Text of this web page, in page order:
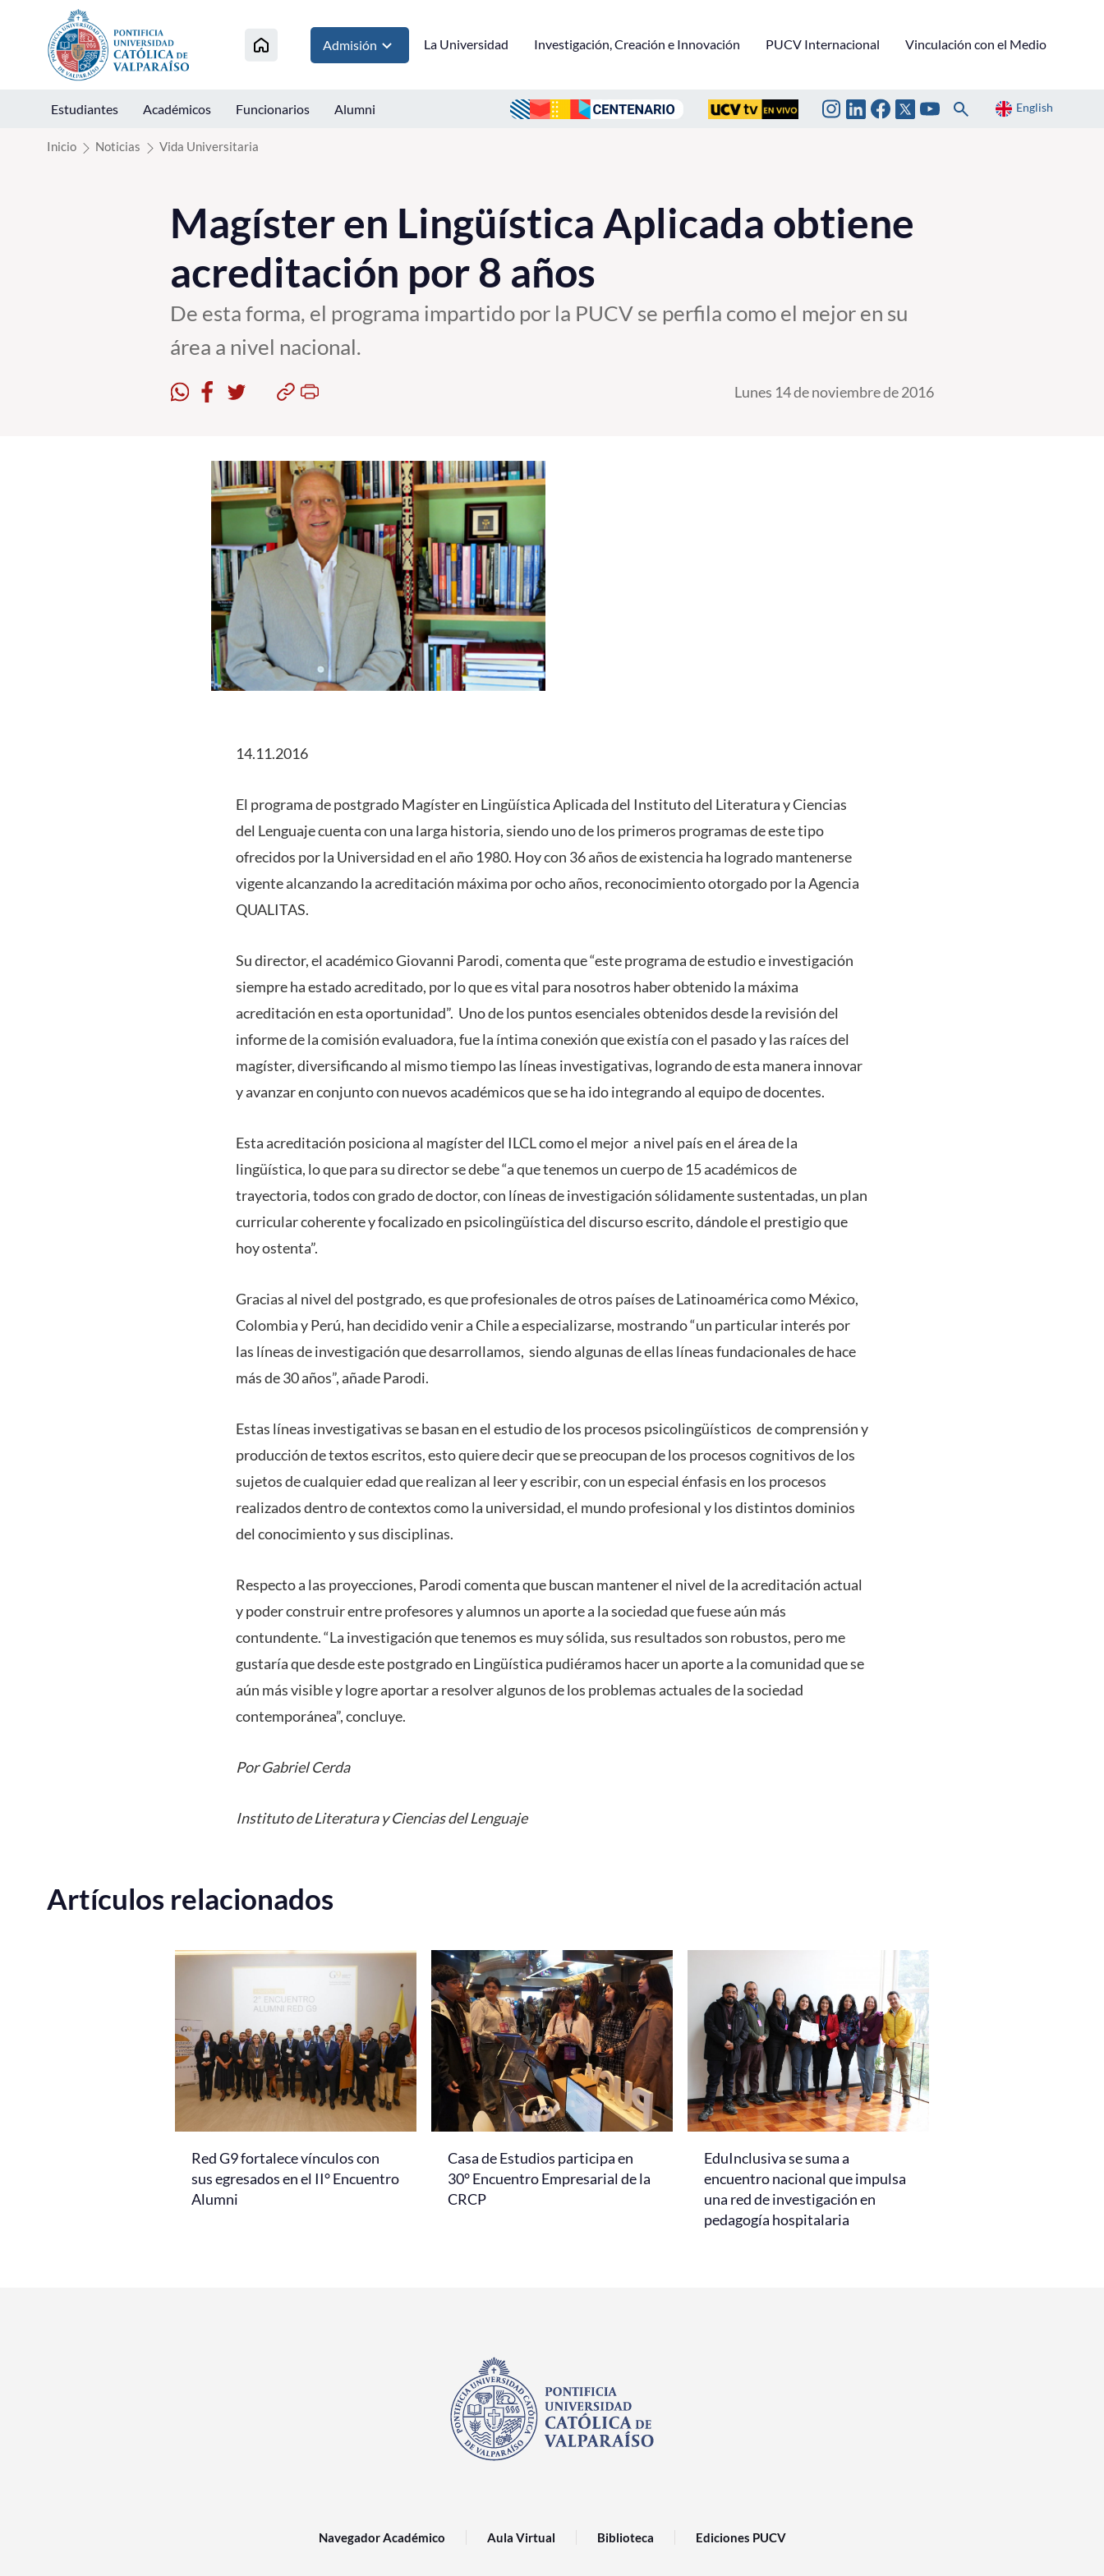
Click acá para ir directamente al contenido
Admisión La Universidad Investigación, Creación e Innovación PUCV Internacional Vinculación con el Medio
Estudiantes Académicos Funcionarios Alumni English
Inicio Noticias Vida Universitaria
Magíster en Lingüística Aplicada obtiene
acreditación por 8 años
De esta forma, el programa impartido por la PUCV se perfila como el mejor en su
área a nivel nacional.
Lunes 14 de noviembre de 2016
14.11.2016
El programa de postgrado Magíster en Lingüística Aplicada del Instituto del Literatura y Ciencias
del Lenguaje cuenta con una larga historia, siendo uno de los primeros programas de este tipo
ofrecidos por la Universidad en el año 1980. Hoy con 36 años de existencia ha logrado mantenerse
vigente alcanzando la acreditación máxima por ocho años, reconocimiento otorgado por la Agencia
QUALITAS.
Su director, el académico Giovanni Parodi, comenta que “este programa de estudio e investigación
siempre ha estado acreditado, por lo que es vital para nosotros haber obtenido la máxima
acreditación en esta oportunidad”. Uno de los puntos esenciales obtenidos desde la revisión del
informe de la comisión evaluadora, fue la íntima conexión que existía con el pasado y las raíces del
magíster, diversificando al mismo tiempo las líneas investigativas, logrando de esta manera innovar
y avanzar en conjunto con nuevos académicos que se ha ido integrando al equipo de docentes.
Esta acreditación posiciona al magíster del ILCL como el mejor a nivel país en el área de la
lingüística, lo que para su director se debe “a que tenemos un cuerpo de 15 académicos de
trayectoria, todos con grado de doctor, con líneas de investigación sólidamente sustentadas, un plan
curricular coherente y focalizado en psicolingüística del discurso escrito, dándole el prestigio que
hoy ostenta”.
Gracias al nivel del postgrado, es que profesionales de otros países de Latinoamérica como México,
Colombia y Perú, han decidido venir a Chile a especializarse, mostrando “un particular interés por
las líneas de investigación que desarrollamos, siendo algunas de ellas líneas fundacionales de hace
más de 30 años”, añade Parodi.
Estas líneas investigativas se basan en el estudio de los procesos psicolingüísticos de comprensión y
producción de textos escritos, esto quiere decir que se preocupan de los procesos cognitivos de los
sujetos de cualquier edad que realizan al leer y escribir, con un especial énfasis en los procesos
realizados dentro de contextos como la universidad, el mundo profesional y los distintos dominios
del conocimiento y sus disciplinas.
Respecto a las proyecciones, Parodi comenta que buscan mantener el nivel de la acreditación actual
y poder construir entre profesores y alumnos un aporte a la sociedad que fuese aún más
contundente. “La investigación que tenemos es muy sólida, sus resultados son robustos, pero me
gustaría que desde este postgrado en Lingüística pudiéramos hacer un aporte a la comunidad que se
aún más visible y logre aportar a resolver algunos de los problemas actuales de la sociedad
contemporánea”, concluye.
Por Gabriel Cerda
Instituto de Literatura y Ciencias del Lenguaje
Artículos relacionados
Red G9 fortalece vínculos con
sus egresados en el II° Encuentro
Alumni
Casa de Estudios participa en
30° Encuentro Empresarial de la
CRCP
EduInclusiva se suma a
encuentro nacional que impulsa
una red de investigación en
pedagogía hospitalaria
Navegador Académico Aula Virtual Biblioteca Ediciones PUCV